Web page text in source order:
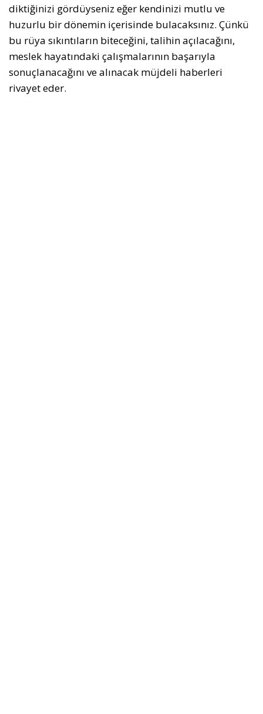
diktiğinizi gördüyseniz eğer kendinizi mutlu ve
huzurlu bir dönemin içerisinde bulacaksınız. Çünkü
bu rüya sıkıntıların biteceğini, talihin açılacağını,
meslek hayatındaki çalışmalarının başarıyla
sonuçlanacağını ve alınacak müjdeli haberleri
rivayet eder.